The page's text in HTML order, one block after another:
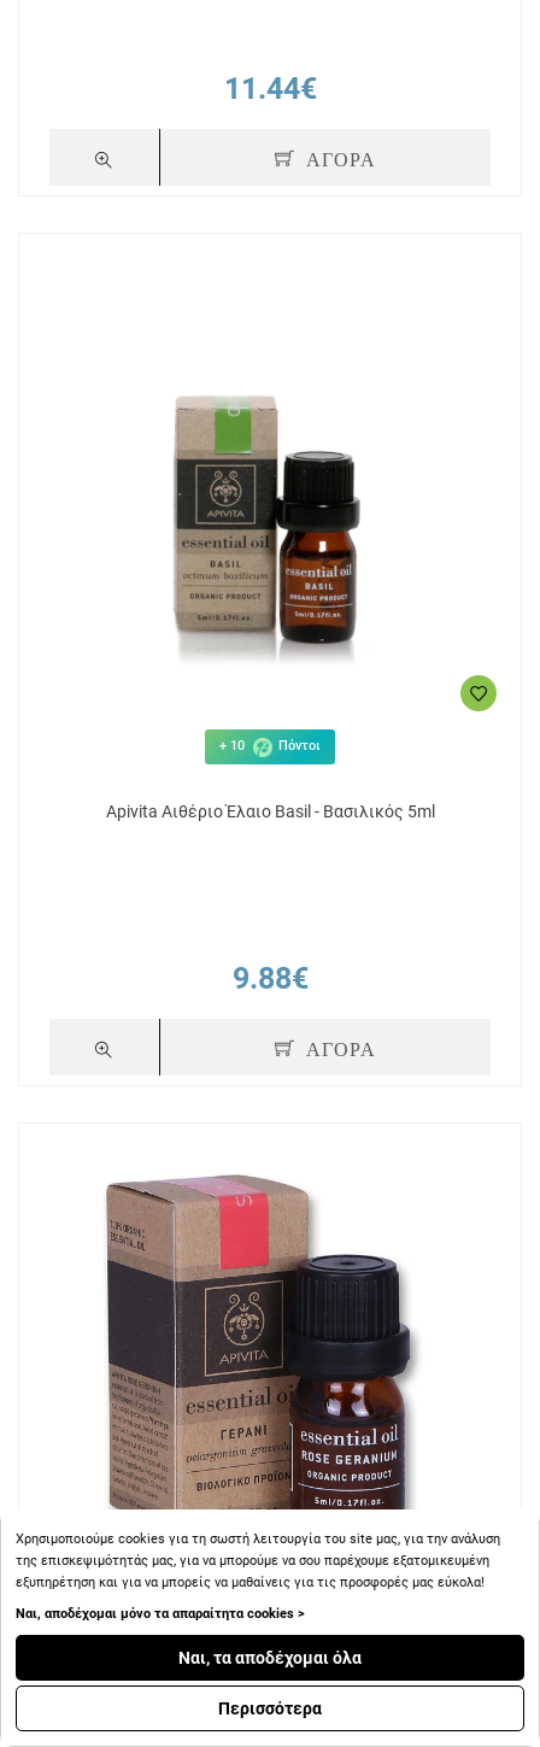
11.44€
ΑΓΟΡΑ
+ 10 Πόντοι
Apivita Αιθέριο Έλαιο Basil - Βασιλικός 5ml
9.88€
ΑΓΟΡΑ
+ 13 Πόντοι
Apivita Αιθέριο Έλαιο Geranium - Γεράνι 5ml
Χρησιμοποιούμε cookies για τη σωστή λειτουργία του site μας, για την ανάλυση
της επισκεψιμότητάς μας, για να μπορούμε να σου παρέχουμε εξατομικευμένη
εξυπηρέτηση και για να μπορείς να μαθαίνεις για τις προσφορές μας εύκολα!
Ναι, αποδέχομαι μόνο τα απαραίτητα cookies >
Ναι, τα αποδέχομαι όλα
Περισσότερα